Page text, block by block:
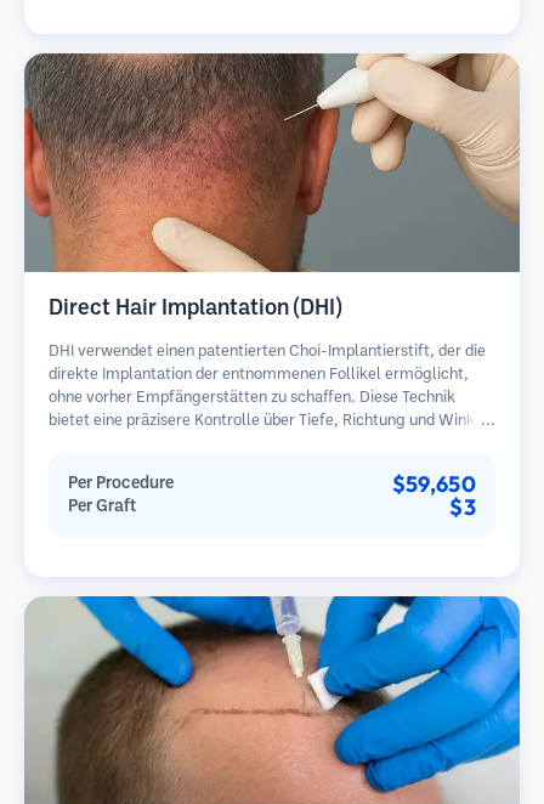
Direct Hair Implantation (DHI)
DHI verwendet einen patentierten Choi-Implantierstift, der die
direkte Implantation der entnommenen Follikel ermöglicht,
ohne vorher Empfängerstätten zu schaffen. Diese Technik
bietet eine präzisere Kontrolle über Tiefe, Richtung und Winkel
Per Procedure $59,650
Per Graft $3